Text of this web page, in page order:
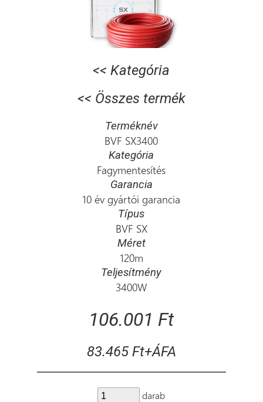
<< Kategória
<< Összes termék
Terméknév
BVF SX3400
Kategória
Fagymentesítés
Garancia
10 év gyártói garancia
Típus
BVF SX
Méret
120m
Teljesítmény
3400W
106.001 Ft
83.465 Ft+ÁFA
darab